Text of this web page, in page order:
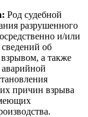
Род судебной
разрушенного
и/или
об
взрывом, а также
причин взрыва